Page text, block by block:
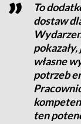
To
dostaw
własne
potrzeb
ten